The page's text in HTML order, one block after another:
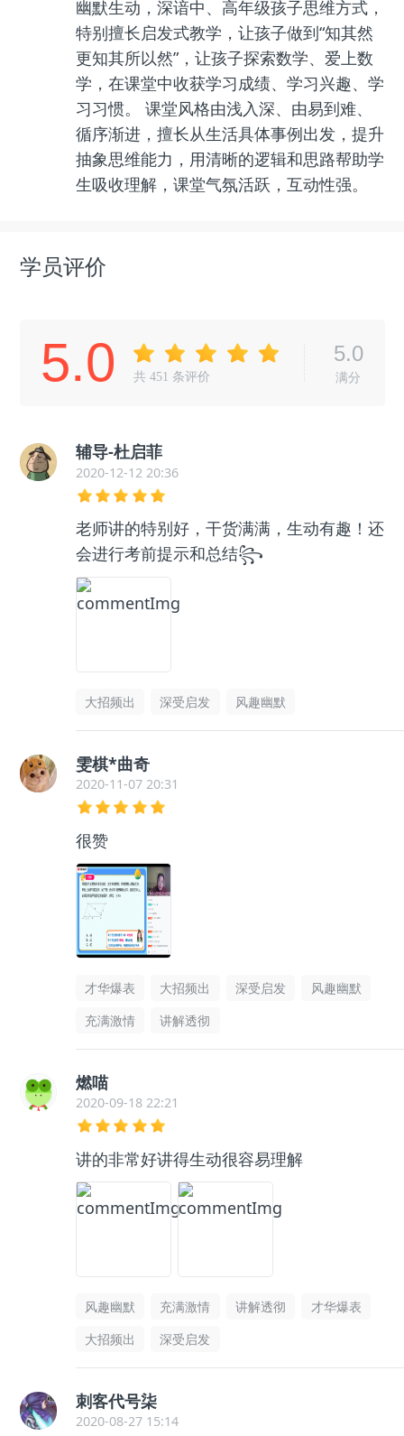
幽默生动，深谙中、高年级孩子思维方式，
特别擅长启发式教学，让孩子做到“知其然
更知其所以然”，让孩子探索数学、爱上数
学，在课堂中收获学习成绩、学习兴趣、学
习习惯。 课堂风格由浅入深、由易到难、
循序渐进，擅长从生活具体事例出发，提升
抽象思维能力，用清晰的逻辑和思路帮助学
生吸收理解，课堂气氛活跃，互动性强。
学员评价
5.0 共451 条评价
5.0
满分
辅导-杜启菲
2020-12-12 20:36
老师讲的特别好，干货满满，生动有趣！还
会进行考前提示和总结꧂
大招频出 深受启发 风趣幽默
雯棋*曲奇
2020-11-07 20:31
很赞
才华爆表 大招频出 深受启发
风趣幽默
充满激情
讲解透彻
燃喵
2020-09-18 22:21
讲的非常好讲得生动很容易理解
风趣幽默 充满激情 讲解透彻
才华爆表
大招频出
深受启发
刺客代号柒
2020-08-27 15:14